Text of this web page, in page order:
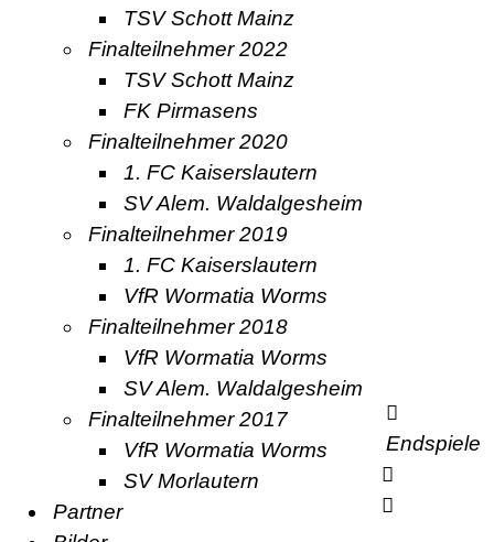
TSV Schott Mainz
Finalteilnehmer 2022
TSV Schott Mainz
FK Pirmasens
Finalteilnehmer 2020
1. FC Kaiserslautern
SV Alem. Waldalgesheim
Finalteilnehmer 2019
1. FC Kaiserslautern
VfR Wormatia Worms
Finalteilnehmer 2018
VfR Wormatia Worms
SV Alem. Waldalgesheim
Finalteilnehmer 2017
VfR Wormatia Worms
SV Morlautern
Partner
Endspiele